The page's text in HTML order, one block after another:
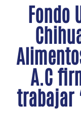
Fondo
A.C
trabajar